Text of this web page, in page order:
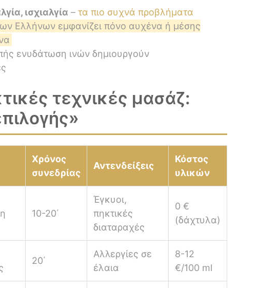
ισχιαλγία – τα πιο συχνά προβλήματα
Ελλήνων εμφανίζει πόνο αυχένα ή μέσης
ενυδάτωση ινών δημιουργούν
τεχνικές μασάζ:
Χρόνος
συνεδρίας
Αντενδείξεις
Κόστος
υλικών
10-20΄
Έγκυοι,
πηκτικές
διαταραχές
0 €
(δάχτυλα)
20΄
Αλλεργίες σε
έλαια
8-12
€/100 ml